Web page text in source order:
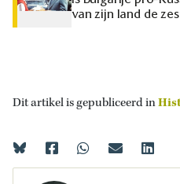
van zijn land de
Dit artikel is gepubliceerd in